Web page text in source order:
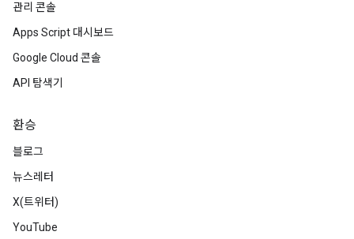
관리 콘솔
Apps Script 대시보드
Google Cloud 콘솔
API 탐색기
환승
블로그
뉴스레터
X(트위터)
YouTube